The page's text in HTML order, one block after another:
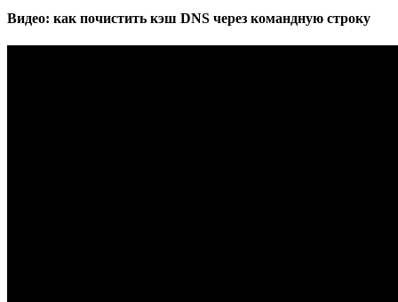
Видео: как почистить кэш DNS через командную строку